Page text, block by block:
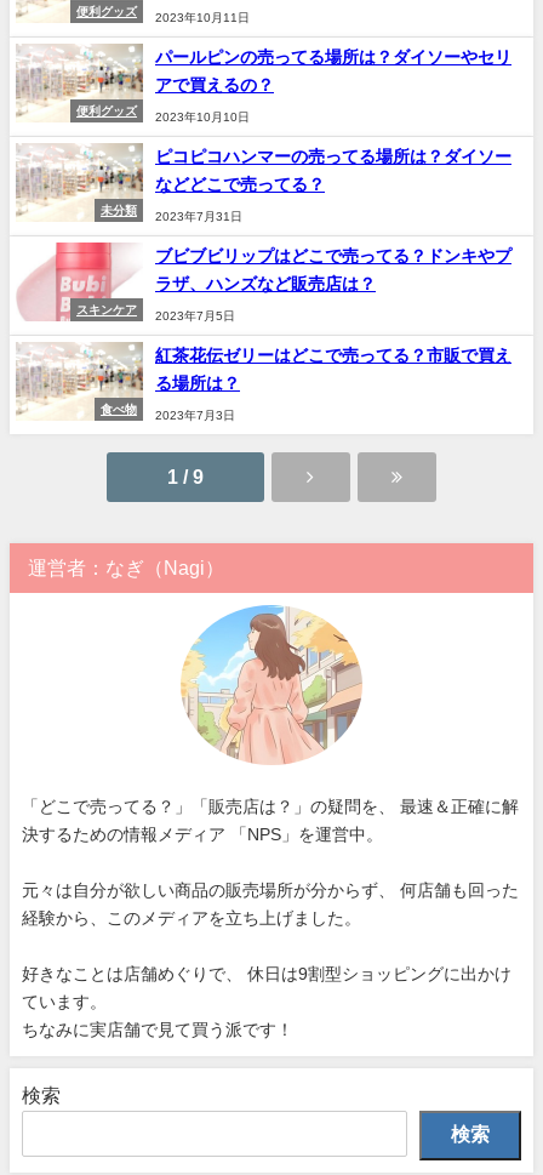
便利グッズ
2023年10月11日
便利グッズ
パールピンの売ってる場所は？ダイソーやセリ
アで買えるの？
2023年10月10日
未分類
ピコピコハンマーの売ってる場所は？ダイソー
などどこで売ってる？
2023年7月31日
スキンケア
ブビブビリップはどこで売ってる？ドンキやプ
ラザ、ハンズなど販売店は？
2023年7月5日
食べ物
紅茶花伝ゼリーはどこで売ってる？市販で買え
る場所は？
2023年7月3日
1 / 9
運営者：なぎ（Nagi）
「どこで売ってる？」「販売店は？」の疑問を、 最速＆正確に解
決するための情報メディア 「NPS」を運営中。
元々は自分が欲しい商品の販売場所が分からず、 何店舗も回った
経験から、このメディアを立ち上げました。
好きなことは店舗めぐりで、 休日は9割型ショッピングに出かけ
ています。
ちなみに実店舗で見て買う派です！
検索
検索